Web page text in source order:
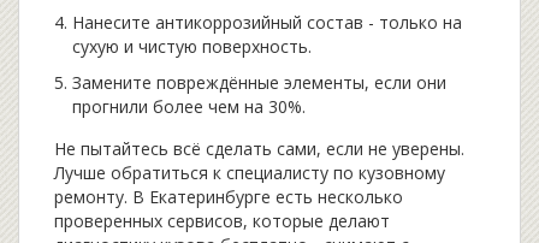
Нанесите антикоррозийный состав - только на
сухую и чистую поверхность.
Замените повреждённые элементы, если они
прогнили более чем на 30%.
Не пытайтесь всё сделать сами, если не уверены.
Лучше обратиться к специалисту по кузовному
ремонту. В Екатеринбурге есть несколько
проверенных сервисов, которые делают